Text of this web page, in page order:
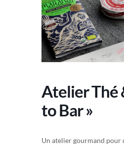
Atelier Thé
to Bar »
Un atelier gourmand pour